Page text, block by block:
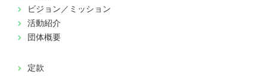
ビジョン／ミッション
活動紹介
団体概要
定款